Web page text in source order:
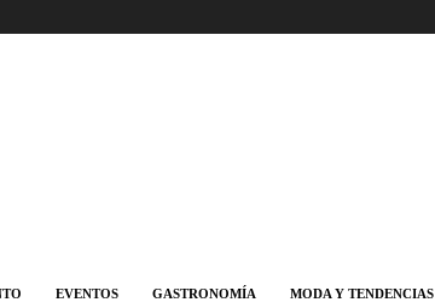
EVENTOS GASTRONOMÍA MODA Y TENDENCIAS